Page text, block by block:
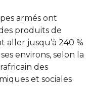
armés ont
produits de
jusqu’à 240 %
environs, selon la
des
et sociales